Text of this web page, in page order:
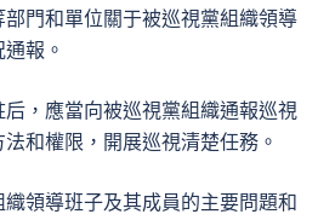
門和單位關于被巡視黨組織領導
報。
，應當向被巡視黨組織通報巡視
和權限，開展巡視清楚任務。
領導班子及其成員的主要問題和